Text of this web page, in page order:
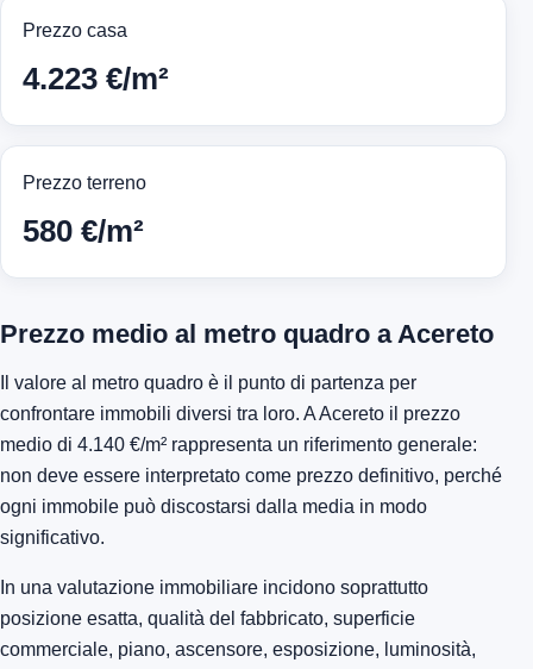
Prezzo casa
4.223 €/m²
Prezzo terreno
580 €/m²
Prezzo medio al metro quadro a Acereto
Il valore al metro quadro è il punto di partenza per
confrontare immobili diversi tra loro. A Acereto il prezzo
medio di 4.140 €/m² rappresenta un riferimento generale:
non deve essere interpretato come prezzo definitivo, perché
ogni immobile può discostarsi dalla media in modo
significativo.
In una valutazione immobiliare incidono soprattutto
posizione esatta, qualità del fabbricato, superficie
commerciale, piano, ascensore, esposizione, luminosità,